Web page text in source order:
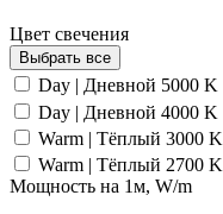
Цвет свечения
Выбрать все
Day | Дневной 5000 K
Day | Дневной 4000 K
Warm | Тёплый 3000 K
Warm | Тёплый 2700 K
Мощность на 1м, W/m